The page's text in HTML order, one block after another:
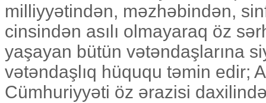
milliyyətindən, məzhəbindən,
cinsindən asılı olmayaraq öz
yaşayan bütün vətəndaşlarına
vətəndaşlıq hüququ təmin edir;
Cümhuriyyəti öz ərazisi